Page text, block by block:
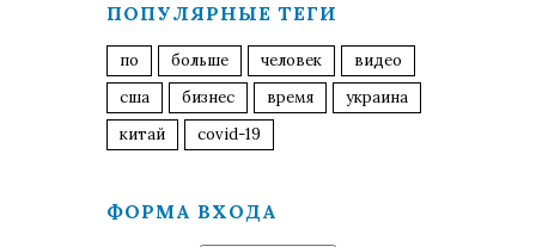
ПОПУЛЯРНЫЕ ТЕГИ
по больше человек
видео
сша
бизнес время
украина
китай
covid-19
ФОРМА ВХОДА